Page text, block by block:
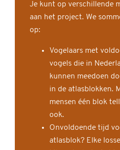
Je kunt op verschillende
aan het project. We
op:
Vogelaars met
vogels die in
kunnen meedoen
in de atlasblokken.
mensen één blok
ook.
Onvoldoende tijd
atlasblok? Elke